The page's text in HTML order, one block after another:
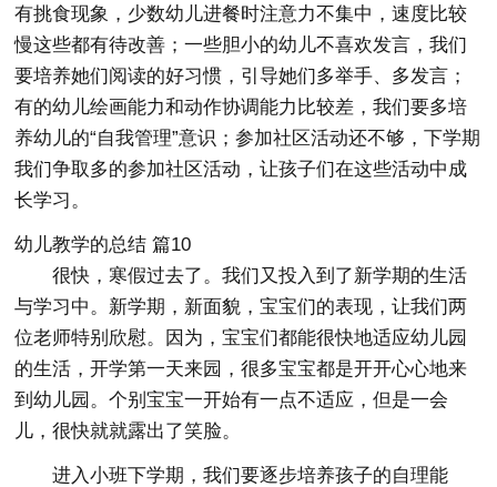
有挑食现象，少数幼儿进餐时注意力不集中，速度比较
慢这些都有待改善；一些胆小的幼儿不喜欢发言，我们
要培养她们阅读的好习惯，引导她们多举手、多发言；
有的幼儿绘画能力和动作协调能力比较差，我们要多培
养幼儿的“自我管理”意识；参加社区活动还不够，下学期
我们争取多的参加社区活动，让孩子们在这些活动中成
长学习。
幼儿教学的总结 篇10
很快，寒假过去了。我们又投入到了新学期的生活
与学习中。新学期，新面貌，宝宝们的表现，让我们两
位老师特别欣慰。因为，宝宝们都能很快地适应幼儿园
的生活，开学第一天来园，很多宝宝都是开开心心地来
到幼儿园。个别宝宝一开始有一点不适应，但是一会
儿，很快就就露出了笑脸。
进入小班下学期，我们要逐步培养孩子的自理能